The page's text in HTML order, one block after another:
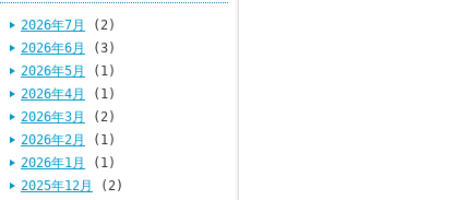
2026年7月
(2)
2026年6月
(3)
2026年5月
(1)
2026年4月
(1)
2026年3月
(2)
2026年2月
(1)
2026年1月
(1)
2025年12月
(2)